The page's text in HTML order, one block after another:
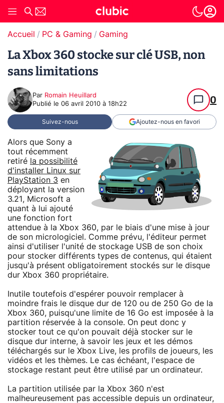
Accueil PC & Gaming Gaming
La Xbox 360 stocke sur clé USB, non
sans limitations
Par Romain Heuillard
Publié le 06 avril 2010 à 18h22 0
Suivez-nous Ajoutez-nous en favori
Alors que Sony a
tout récemment
retiré la possibilité
d'installer Linux sur
PlayStation 3 en
déployant la version
3.21, Microsoft a
quant à lui ajouté
une fonction fort
attendue à la Xbox 360, par le biais d'une mise à jour
de son micrologiciel. Comme prévu, l'éditeur permet
ainsi d'utiliser l'unité de stockage USB de son choix
pour stocker différents types de contenus, qui étaient
jusqu'à présent obligatoirement stockés sur le disque
dur Xbox 360 propriétaire.
Inutile toutefois d'espérer pouvoir remplacer à
moindre frais le disque dur de 120 ou de 250 Go de la
Xbox 360, puisqu'une limite de 16 Go est imposée à la
partition réservée à la console. On peut donc y
stocker tout ce qu'on pouvait déjà stocker sur le
disque dur interne, à savoir les jeux et les démos
téléchargés sur le Xbox Live, les profils de joueurs, les
vidéos et les thèmes. Le cas échéant, l'espace de
stockage restant peut être utilisé par un ordinateur.
La partition utilisée par la Xbox 360 n'est
malheureusement pas accessible depuis un ordinateur,